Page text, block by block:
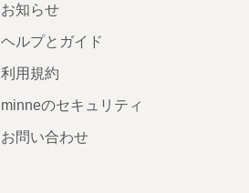
お知らせ
ヘルプとガイド
利用規約
minneのセキュリティ
お問い合わせ